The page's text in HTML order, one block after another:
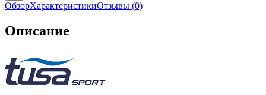
ОбзорХарактеристикиОтзывы (0)
Описание